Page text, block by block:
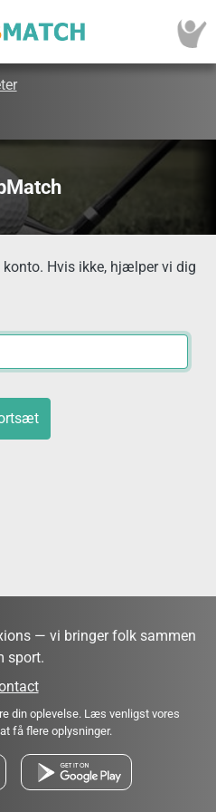
konto. Hvis ikke, hjælper vi dig
— vi bringer folk sammen
sport.
din oplevelse. Læs venligst vores
få flere oplysninger.